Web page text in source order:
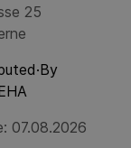
25
07.08.2026